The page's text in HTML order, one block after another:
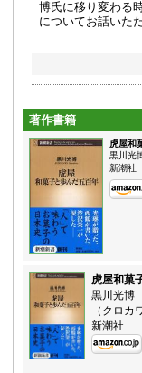
博氏に移り変わる
についてお話いた
著作書籍
虎屋和
黒川光
新潮社
虎屋和菓
黒川光博
（クロカ
新潮社